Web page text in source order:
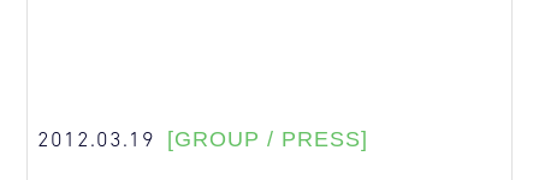
2012.03.19 [GROUP / PRESS]